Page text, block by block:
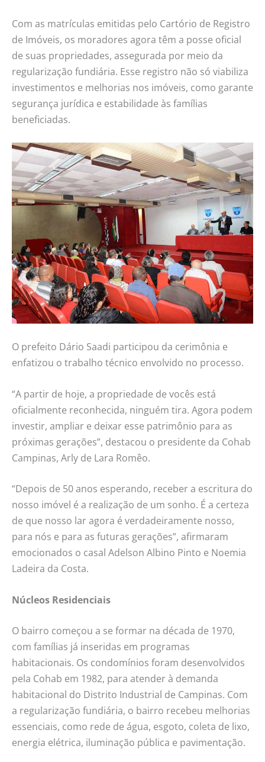
Com as matrículas emitidas pelo Cartório de Registro
de Imóveis, os moradores agora têm a posse oficial
de suas propriedades, assegurada por meio da
regularização fundiária. Esse registro não só viabiliza
investimentos e melhorias nos imóveis, como garante
segurança jurídica e estabilidade às famílias
beneficiadas.
O prefeito Dário Saadi participou da cerimônia e
enfatizou o trabalho técnico envolvido no processo.
“A partir de hoje, a propriedade de vocês está
oficialmente reconhecida, ninguém tira. Agora podem
investir, ampliar e deixar esse patrimônio para as
próximas gerações”, destacou o presidente da Cohab
Campinas, Arly de Lara Romêo.
“Depois de 50 anos esperando, receber a escritura do
nosso imóvel é a realização de um sonho. É a certeza
de que nosso lar agora é verdadeiramente nosso,
para nós e para as futuras gerações”, afirmaram
emocionados o casal Adelson Albino Pinto e Noemia
Ladeira da Costa.
Núcleos Residenciais
O bairro começou a se formar na década de 1970,
com famílias já inseridas em programas
habitacionais. Os condomínios foram desenvolvidos
pela Cohab em 1982, para atender à demanda
habitacional do Distrito Industrial de Campinas. Com
a regularização fundiária, o bairro recebeu melhorias
essenciais, como rede de água, esgoto, coleta de lixo,
energia elétrica, iluminação pública e pavimentação.